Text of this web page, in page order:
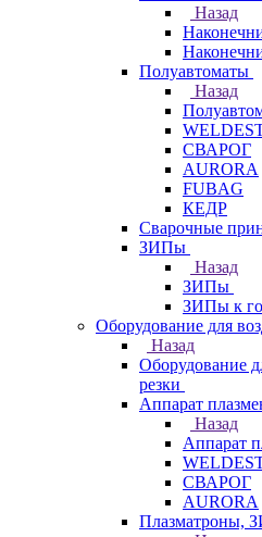
Назад
Полуавтоматы
Назад
СВАРОГ
AURORA
FUBAG
КЕДР
Сварочные
ЗИПы
Назад
ЗИПы
ЗИПы к
Оборудование для
Назад
Оборудование
резки
Аппарат
Назад
Аппарат
СВАРОГ
AURORA
Плазматроны,